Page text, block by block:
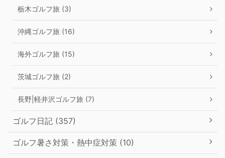
栃木ゴルフ旅 (3)
沖縄ゴルフ旅 (16)
海外ゴルフ旅 (15)
茨城ゴルフ旅 (2)
長野|軽井沢ゴルフ旅 (7)
ゴルフ日記 (357)
ゴルフ暑さ対策・熱中症対策 (10)